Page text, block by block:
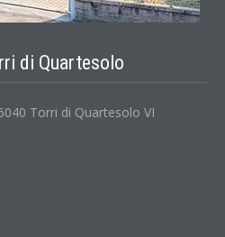
di Quartesolo
Torri di Quartesolo VI